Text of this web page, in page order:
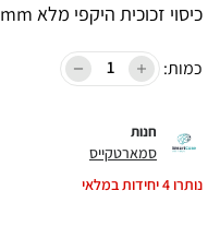
כיסוי זכוכית היקפי מלא 41mm לאפל ווטש Black
כמות:
חנות
סמארטקייס
נותרו4יחידות במלאי